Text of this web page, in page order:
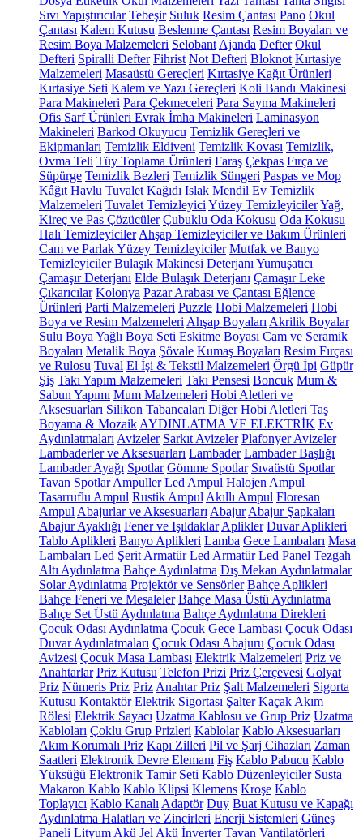
Sıvı Yapıştırıcılar Tebeşir Suluk Resim Çantası Pano Okul
Çantası Kalem Kutusu Beslenme Çantası Resim Boyaları ve
Resim Boya Malzemeleri Selobant Ajanda Defter Okul
Defteri Spiralli Defter Fihrist Not Defteri Bloknot Kırtasiye
Malzemeleri Masaüstü Gereçleri Kırtasiye Kağıt Ürünleri
Kırtasiye Seti Kalem ve Yazı Gereçleri Koli Bandı Makinesi
Para Makineleri Para Çekmeceleri Para Sayma Makineleri
Ofis Sarf Ürünleri Evrak İmha Makineleri Laminasyon
Makineleri Barkod Okuyucu Temizlik Gereçleri ve
Ekipmanları Temizlik Eldiveni Temizlik Kovası Temizlik,
Ovma Teli Tüy Toplama Ürünleri Faraş Çekpas Fırça ve
Süpürge Temizlik Bezleri Temizlik Süngeri Paspas ve Mop
Kâğıt Havlu Tuvalet Kağıdı Islak Mendil Ev Temizlik
Malzemeleri Tuvalet Temizleyici Yüzey TemizleyicilerYağ,
Kireç ve Pas Çözücüler Çubuklu Oda Kokusu Oda Kokusu
Halı Temizleyiciler Ahşap Temizleyiciler ve Bakım Ürünleri
Cam ve Parlak Yüzey Temizleyiciler Mutfak ve Banyo
Temizleyiciler Bulaşık Makinesi Deterjanı Yumuşatıcı
Çamaşır Deterjanı Elde Bulaşık Deterjanı Çamaşır Leke
Çıkarıcılar Kolonya Pazar Arabası ve Çantası Eğlence
Ürünleri Parti Malzemeleri Puzzle Hobi Malzemeleri Hobi
Boya ve Resim Malzemeleri Ahşap Boyaları Akrilik Boyalar
Sulu Boya Yağlı Boya Seti Eskitme Boyası Cam ve Seramik
Boyaları Metalik Boya Şövale Kumaş Boyaları Resim Fırçası
ve Rulosu Tuval El İşi & Tekstil Malzemeleri Örgü İpi Güpür
Şiş Takı Yapım Malzemeleri Takı Pensesi Boncuk Mum &
Sabun Yapımı Mum Malzemeleri Hobi Aletleri ve
Aksesuarları Silikon Tabancaları Diğer Hobi Aletleri Taş
Boyama & Mozaik AYDINLATMA VE ELEKTRİK Ev
Aydınlatmaları Avizeler Sarkıt Avizeler Plafonyer Avizeler
Lambaderler ve Aksesuarları Lambader Lambader Başlığı
Lambader Ayağı Spotlar Gömme Spotlar Sıvaüstü Spotlar
Tavan Spotlar Ampuller Led Ampul Halojen Ampul
Tasarruflu Ampul Rustik Ampul Akıllı Ampul Floresan
Ampul Abajurlar ve Aksesuarları Abajur Abajur Şapkaları
Abajur Ayaklığı Fener ve Işıldaklar Aplikler Duvar Aplikleri
Tablo Aplikleri Banyo Aplikleri Lamba Gece Lambaları Masa
Lambaları Led Şerit Armatür Led Armatür Led Panel Tezgah
Altı Aydınlatma Bahçe Aydınlatma Dış Mekan Aydınlatmalar
Solar Aydınlatma Projektör ve Sensörler Bahçe Aplikleri
Bahçe Feneri ve Meşaleler Bahçe Masa Üstü Aydınlatma
Bahçe Set Üstü Aydınlatma Bahçe Aydınlatma Direkleri
Çocuk Odası Aydınlatma Çocuk Gece Lambası Çocuk Odası
Duvar Aydınlatmaları Çocuk Odası Abajuru Çocuk Odası
Avizesi Çocuk Masa Lambası Elektrik Malzemeleri Priz ve
Anahtarlar Priz Kutusu Telefon Prizi Priz Çerçevesi Golyat
Priz Nümeris Priz Priz Anahtar Priz Şalt Malzemeleri Sigorta
Kutusu Kontaktör Elektrik Sigortası Şalter Kaçak Akım
Rölesi Elektrik Sayacı Uzatma Kablosu ve Grup Priz Uzatma
Kabloları Çoklu Grup Prizleri Kablolar Kablo Aksesuarları
Akım Korumalı Priz Kapı Zilleri Pil ve Şarj Cihazları Zaman
Saatleri Elektronik Devre Elemanı Fiş Kablo Pabucu Kablo
Yüksüğü Elektronik Tamir Seti Kablo Düzenleyiciler Susta
Makaron Kablo Kablo Klipsi Klemens Kroşe Kablo
Toplayıcı Kablo Kanalı Adaptör Duy Buat Kutusu ve Kapağı
Aydınlatma Halatları ve Zincirleri Enerji Sistemleri Güneş
Paneli Lityum Akü Jel Akü İnverter Tavan Vantilatörleri